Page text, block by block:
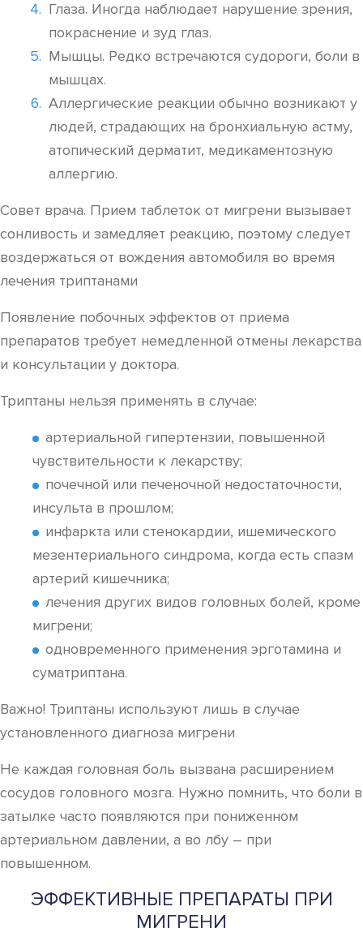
Глаза. Иногда наблюдает нарушение зрения,
покраснение и зуд глаз.
Мышцы. Редко встречаются судороги, боли в
мышцах.
Аллергические реакции обычно возникают у
людей, страдающих на бронхиальную астму,
атопический дерматит, медикаментозную
аллергию.
Совет врача. Прием таблеток от мигрени вызывает
сонливость и замедляет реакцию, поэтому следует
воздержаться от вождения автомобиля во время
лечения триптанами
Появление побочных эффектов от приема
препаратов требует немедленной отмены лекарства
и консультации у доктора.
Триптаны нельзя применять в случае:
артериальной гипертензии, повышенной
чувствительности к лекарству;
почечной или печеночной недостаточности,
инсульта в прошлом;
инфаркта или стенокардии, ишемического
мезентериального синдрома, когда есть спазм
артерий кишечника;
лечения других видов головных болей, кроме
мигрени;
одновременного применения эрготамина и
суматриптана.
Важно! Триптаны используют лишь в случае
установленного диагноза мигрени
Не каждая головная боль вызвана расширением
сосудов головного мозга. Нужно помнить, что боли в
затылке часто появляются при пониженном
артериальном давлении, а во лбу – при
повышенном.
ЭФФЕКТИВНЫЕ ПРЕПАРАТЫ ПРИ
МИГРЕНИ